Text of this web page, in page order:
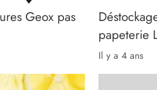
Geox pas
papeterie
il y a 4 ans